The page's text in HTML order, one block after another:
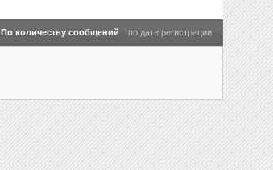
По количеству сообщений по дате регистрации